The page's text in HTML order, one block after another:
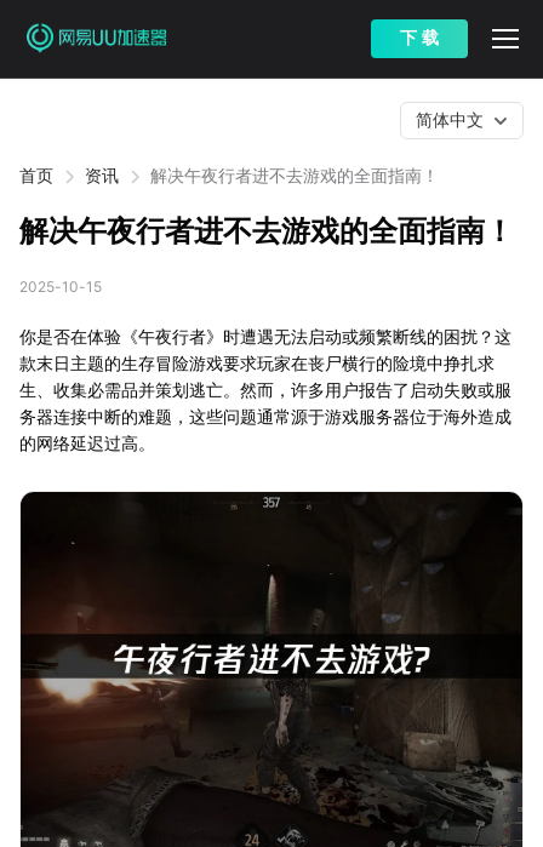
下 载
首页 资讯 解决午夜行者进不去游戏的全面指南！
简体中文
解决午夜行者进不去游戏的全面指南！
2025-10-15
你是否在体验《午夜行者》时遭遇无法启动或频繁断线的困扰？这
款末日主题的生存冒险游戏要求玩家在丧尸横行的险境中挣扎求
生、收集必需品并策划逃亡。然而，许多用户报告了启动失败或服
务器连接中断的难题，这些问题通常源于游戏服务器位于海外造成
的网络延迟过高。